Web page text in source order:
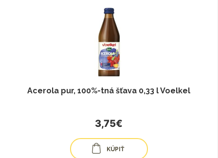
Acerola pur, 100%-tná šťava 0,33 l Voelkel
3,75€
KÚPIŤ